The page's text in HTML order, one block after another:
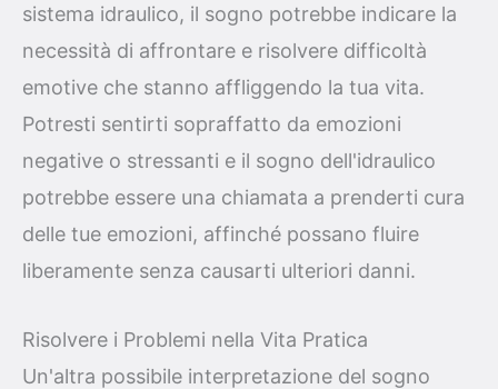
sistema idraulico, il sogno potrebbe indicare la
necessità di affrontare e risolvere difficoltà
emotive che stanno affliggendo la tua vita.
Potresti sentirti sopraffatto da emozioni
negative o stressanti e il sogno dell'idraulico
potrebbe essere una chiamata a prenderti cura
delle tue emozioni, affinché possano fluire
liberamente senza causarti ulteriori danni.
Risolvere i Problemi nella Vita Pratica
Un'altra possibile interpretazione del sogno